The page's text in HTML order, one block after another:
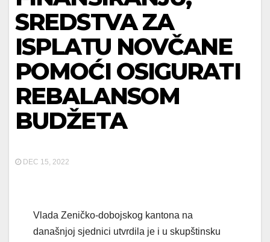
SREDSTVA ZA
ISPLATU NOVČANE
POMOĆI OSIGURATI
REBALANSOM
BUDŽETA
DEC 15, 2022
Vlada Zeničko-dobojskog kantona na
današnjoj sjednici utvrdila je i u skupštinsku